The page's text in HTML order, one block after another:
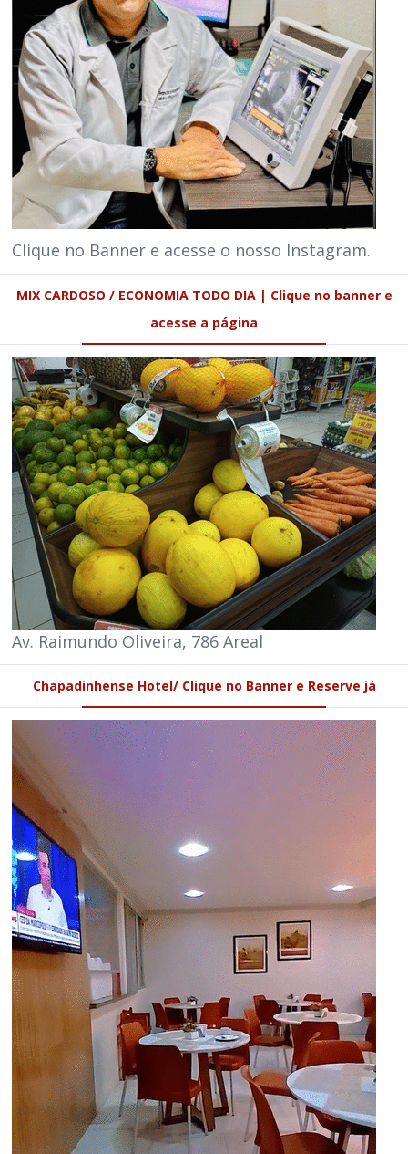
Clique no Banner e acesse o nosso Instagram.
MIX CARDOSO / ECONOMIA TODO DIA | Clique no banner e
acesse a página
Av. Raimundo Oliveira, 786 Areal
Chapadinhense Hotel/ Clique no Banner e Reserve já